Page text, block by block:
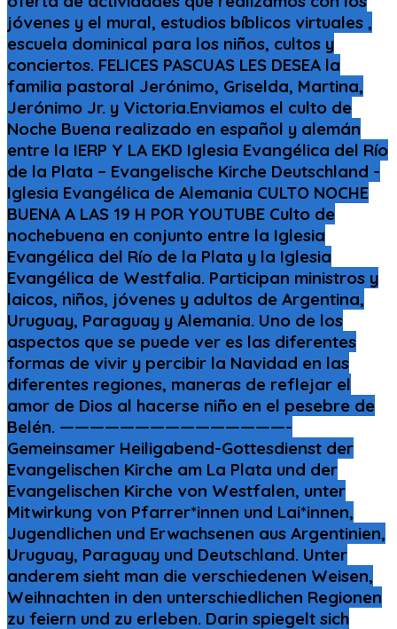
jóvenes y el mural, estudios bíblicos virtuales ,
escuela dominical para los niños, cultos y
conciertos. FELICES PASCUAS LES DESEA la
familia pastoral Jerónimo, Griselda, Martina,
Jerónimo Jr. y Victoria.Enviamos el culto de
Noche Buena realizado en español y alemán
entre la IERP Y LA EKD Iglesia Evangélica del Río
de la Plata – Evangelische Kirche Deutschland -
Iglesia Evangélica de Alemania CULTO NOCHE
BUENA A LAS 19 H POR YOUTUBE Culto de
nochebuena en conjunto entre la Iglesia
Evangélica del Río de la Plata y la Iglesia
Evangélica de Westfalia. Participan ministros y
laicos, niños, jóvenes y adultos de Argentina,
Uruguay, Paraguay y Alemania. Uno de los
aspectos que se puede ver es las diferentes
formas de vivir y percibir la Navidad en las
diferentes regiones, maneras de reflejar el
amor de Dios al hacerse niño en el pesebre de
Belén. ———————————————-
Gemeinsamer Heiligabend-Gottesdienst der
Evangelischen Kirche am La Plata und der
Evangelischen Kirche von Westfalen, unter
Mitwirkung von Pfarrer*innen und Lai*innen,
Jugendlichen und Erwachsenen aus Argentinien,
Uruguay, Paraguay und Deutschland. Unter
anderem sieht man die verschiedenen Weisen,
Weihnachten in den unterschiedlichen Regionen
zu feiern und zu erleben. Darin spiegelt sich